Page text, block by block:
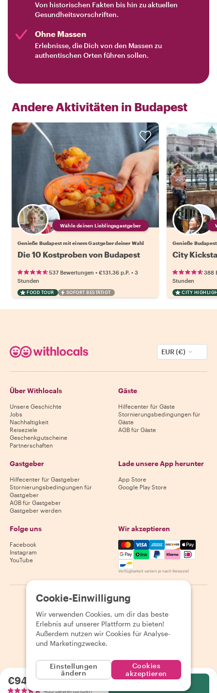
Von historischen Fakten bis hin zu aktuellen
Gesundheitsvorschriften.
Ohne Massen
Erlebnisse, die Dich von den Massen zu
authentischen Orten führen sollen.
Andere Aktivitäten in Budapest
Wähle deinen Lieblingsgastgeber
Genieße Budapest mit einem Gastgeber deiner Wahl
Die 10 Kostproben von Budapest
537 Bewertungen • €131.36 p.P. • 3
Stunden
FOOD TOUR SOFORT BESTÄTIGT
Genieße
City
388
Stunden
CITY
€94.12pro Person
433 Bewertungen
EUR (€)
Über Withlocals
Unsere Geschichte
Jobs
Nachhaltigkeit
Reiseziele
Geschenkgutscheine
Partnerschaften
Gäste
Hilfecenter für Gäste
Stornierungsbedingungen für
Gäste
AGB für Gäste
Gastgeber
Hilfecenter für Gastgeber
Stornierungsbedingungen für
Gastgeber
AGB für Gastgeber
Gastgeber werden
Lade unsere App herunter
App Store
Google Play Store
Folge uns
Facebook
Instagram
YouTube
Wir akzeptieren
Mastercard, Visa, Amex,
Verfügbarkeit variiert je nach Reiseziel
2026 Withlocals.com | Datenschutzerklärung
Seitenübersicht
Cookie-Einwilligung
Wir verwenden Cookies, um dir das beste
Erlebnis auf unserer Plattform zu bieten!
Außerdem nutzen wir Cookies für Analyse-
und Marketingzwecke.
Einstellungen
ändern
Cookies
akzeptieren